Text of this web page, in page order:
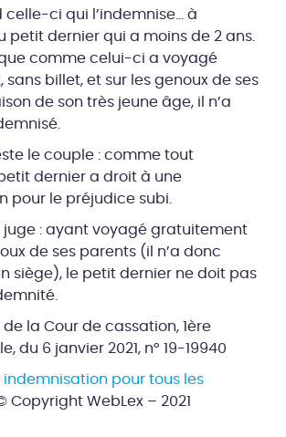
celle-ci qui l’indemnise… à
petit dernier qui a moins de 2 ans.
comme celui-ci a voyagé
billet, et sur les genoux de ses
de son très jeune âge, il n’a
le couple : comme tout
dernier a droit à une
pour le préjudice subi.
juge : ayant voyagé gratuitement
de ses parents (il n’a donc
siège), le petit dernier ne doit pas
de la Cour de cassation, 1ère
du 6 janvier 2021, n° 19-19940
pour tous les
Copyright WebLex – 2021